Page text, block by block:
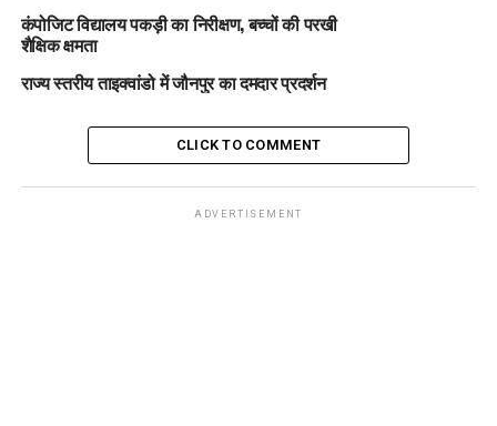
कंपोजिट विद्यालय पकड़ी का निरीक्षण, बच्चों की परखी
शैक्षिक क्षमता
राज्य स्तरीय ताइक्वांडो में जौनपुर का दमदार प्रदर्शन
CLICK TO COMMENT
ADVERTISEMENT